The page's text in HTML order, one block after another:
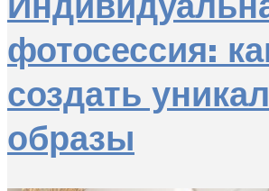
фотосессия:
создать
образы